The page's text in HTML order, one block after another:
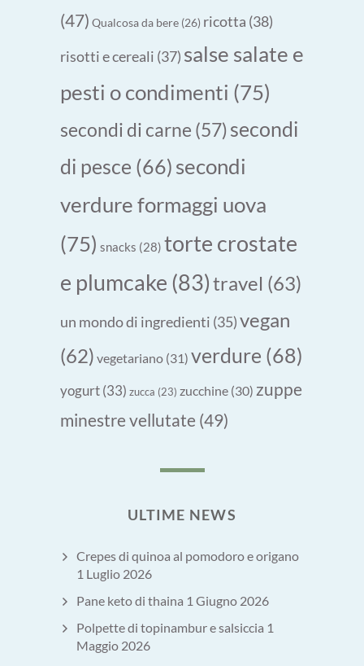
(47) Qualcosa da bere (26) ricotta (38)
risotti e cereali (37) salse salate e
pesti o condimenti (75)
secondi di carne (57)secondi
di pesce (66) secondi
verdure formaggi uova
(75) snacks (28) torte crostate
e plumcake (83)travel (63)
un mondo di ingredienti (35)vegan
(62) vegetariano (31) verdure (68)
yogurt(33) zucca (23) zucchine (30) zuppe
minestre vellutate (49)
ULTIME NEWS
Crepes di quinoa al pomodoro e origano
1 Luglio 2026
Pane keto di thaina 1 Giugno 2026
Polpette di topinambur e salsiccia 1
Maggio 2026